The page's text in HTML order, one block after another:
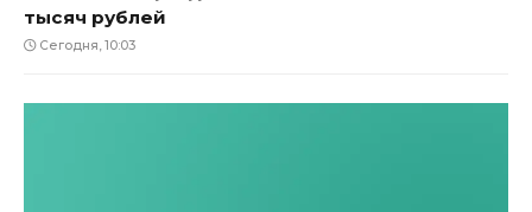
тысяч рублей
Сегодня, 10:03